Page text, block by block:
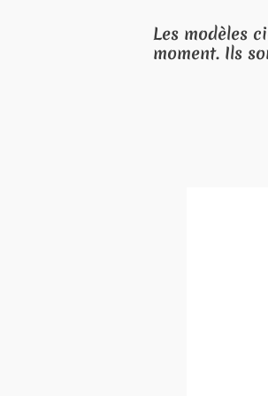
peuvent être modifiés
ce cas remplacés par